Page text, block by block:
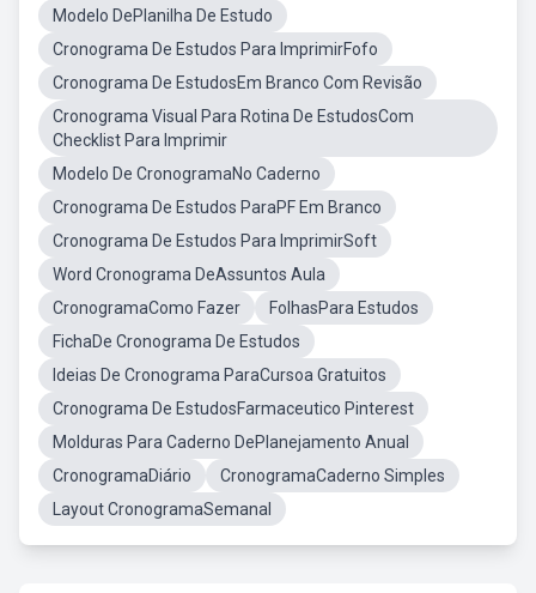
Modelo DePlanilha De Estudo
Cronograma De Estudos Para ImprimirFofo
Cronograma De EstudosEm Branco Com Revisão
Cronograma Visual Para Rotina De EstudosCom
Checklist Para Imprimir
Modelo De CronogramaNo Caderno
Cronograma De Estudos ParaPF Em Branco
Cronograma De Estudos Para ImprimirSoft
Word Cronograma DeAssuntos Aula
CronogramaComo Fazer
FolhasPara Estudos
FichaDe Cronograma De Estudos
Ideias De Cronograma ParaCursoa Gratuitos
Cronograma De EstudosFarmaceutico Pinterest
Molduras Para Caderno DePlanejamento Anual
CronogramaDiário
CronogramaCaderno Simples
Layout CronogramaSemanal